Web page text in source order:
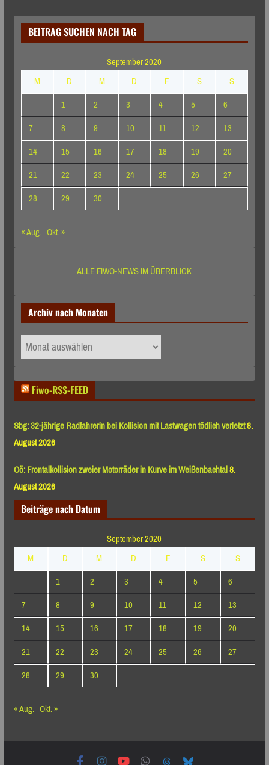
BEITRAG SUCHEN NACH TAG
September 2020
M
D M D F S
S
1
2 3 4 5
6
7
8 9 10 11 12
13
14
15 16 17 18 19
20
21
22 23 24 25 26
27
28
29
30
« Aug. Okt. »
ALLE FIWO-NEWS IM ÜBERBLICK
Archiv nach Monaten
Archiv
nach
Fiwo-RSS-FEED
Sbg: 32-jährige Radfahrerin bei Kollision mit Lastwagen tödlich verletzt8.
August 2026
Oö: Frontalkollision zweier Motorräder in Kurve im Weißenbachtal8.
August 2026
Beiträge nach Datum
September 2020
M
D M D F S
S
1
2 3 4 5
6
7
8 9 10 11 12
13
14
15 16 17 18 19
20
21
22 23 24 25 26
27
28
29
30
« Aug. Okt. »